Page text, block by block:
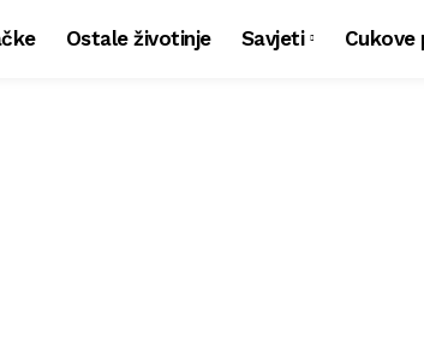
Ostale životinje Savjeti Cukove